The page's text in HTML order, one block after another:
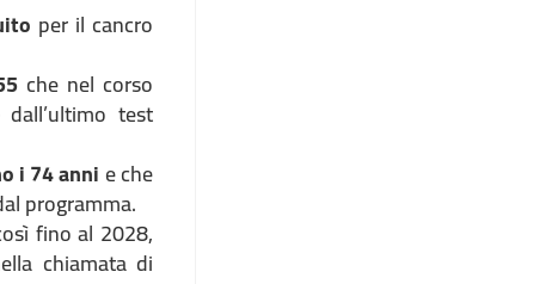
per il cancro
che nel corso
test
i 74 annie che
programma.
fino al 2028,
chiamata di